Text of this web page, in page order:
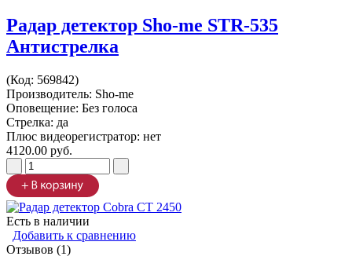
Радар детектор Sho-me STR-535
Антистрелка
(Код: 569842)
Производитель: Sho-me
Оповещение: Без голоса
Стрелка: да
Плюс видеорегистратор: нет
4120.00 руб.
Есть в наличии
Добавить к сравнению
Отзывов (1)